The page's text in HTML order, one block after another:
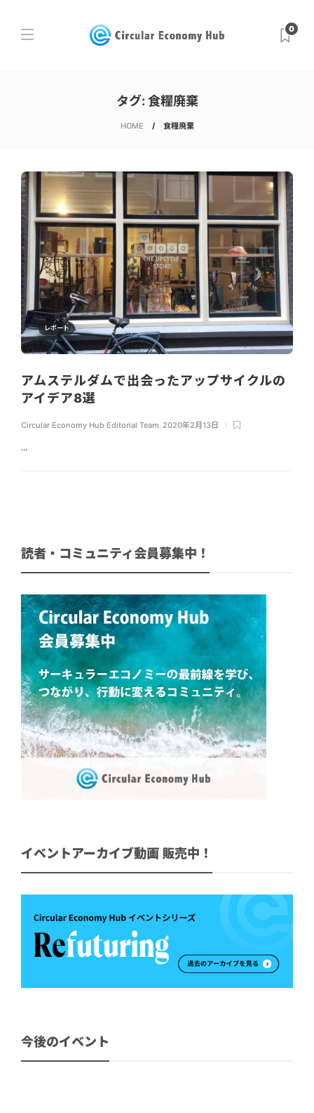
0
タグ: 食糧廃棄
HOME 食糧廃棄
レポート
アムステルダムで出会ったアップサイクルの
アイデア8選
Circular Economy Hub Editorial Team, 2020年2月13日
...
読者・コミュニティ会員募集中！
イベントアーカイブ動画 販売中！
今後のイベント